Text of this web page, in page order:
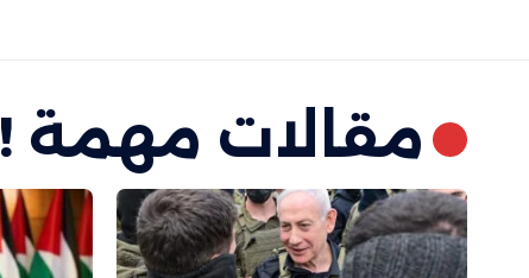
مقالات مهمة !